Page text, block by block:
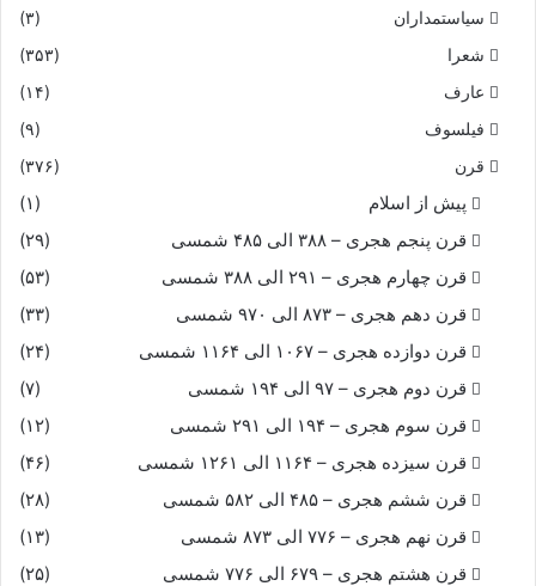
سیاستمداران
(۳)
شعرا
(۳۵۳)
عارف
(۱۴)
فیلسوف
(۹)
قرن
(۳۷۶)
پیش از اسلام
(۱)
قرن پنجم هجری – ۳۸۸ الی ۴۸۵ شمسی
(۲۹)
قرن چهارم هجری – ۲۹۱ الی ۳۸۸ شمسی
(۵۳)
قرن دهم هجری – ۸۷۳ الی ۹۷۰ شمسی
(۳۳)
قرن دوازده هجری – ۱۰۶۷ الی ۱۱۶۴ شمسی
(۲۴)
قرن دوم هجری – ۹۷ الی ۱۹۴ شمسی
(۷)
قرن سوم هجری – ۱۹۴ الی ۲۹۱ شمسی
(۱۲)
قرن سیزده هجری – ۱۱۶۴ الی ۱۲۶۱ شمسی
(۴۶)
قرن ششم هجری – ۴۸۵ الی ۵۸۲ شمسی
(۲۸)
قرن نهم هجری – ۷۷۶ الی ۸۷۳ شمسی
(۱۳)
قرن هشتم هجری – ۶۷۹ الی ۷۷۶ شمسی
(۲۵)